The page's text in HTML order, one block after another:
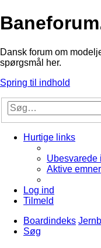
Dansk forum om
spørgsmål her.
Spring til indhold
Hurtige links
Aktive emner
Log ind
Tilmeld
Boardindeks
Søg